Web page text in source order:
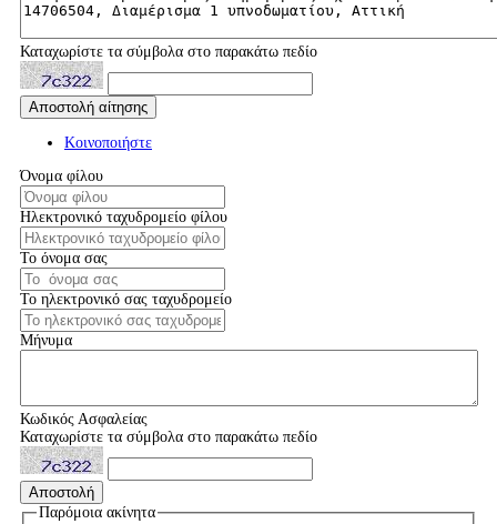
Καταχωρίστε τα σύμβολα στο παρακάτω πεδίο
Κοινοποιήστε
Όνομα φίλου
Ηλεκτρονικό ταχυδρομείο φίλου
Το όνομα σας
Το ηλεκτρονικό σας ταχυδρομείο
Μήνυμα
Κωδικός Ασφαλείας
Καταχωρίστε τα σύμβολα στο παρακάτω πεδίο
Παρόμοια ακίνητα